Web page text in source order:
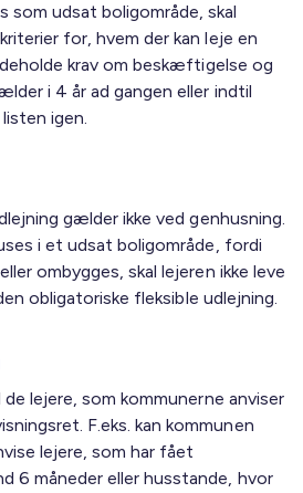
som udsat boligområde, skal
for, hvem der kan leje en
krav om beskæftigelse og
i 4 år ad gangen eller indtil
igen.
gælder ikke ved genhusning.
i et udsat boligområde, fordi
ombygges, skal lejeren ikke leve
obligatoriske fleksible udlejning.
lejere, som kommunerne anviser
F.eks. kan kommunen
lejere, som har fået
6 måneder eller husstande, hvor